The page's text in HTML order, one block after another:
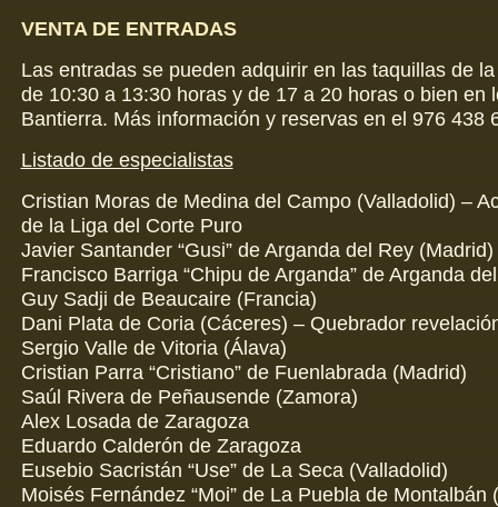
VENTA DE ENTRADAS
Las entradas se pueden adquirir en las taquillas de
de 10:30 a 13:30 horas y de 17 a 20 horas o bien en
Bantierra. Más información y reservas en el 976 438
Listado de especialistas
Cristian Moras de Medina del Campo (Valladolid) –
de la Liga del Corte Puro
Javier Santander “Gusi” de Arganda del Rey (Madrid)
Francisco Barriga “Chipu de Arganda” de Arganda
Guy Sadji de Beaucaire (Francia)
Dani Plata de Coria (Cáceres) – Quebrador
Sergio Valle de Vitoria (Álava)
Cristian Parra “Cristiano” de Fuenlabrada (Madrid)
Saúl Rivera de Peñausende (Zamora)
Alex Losada de Zaragoza
Eduardo Calderón de Zaragoza
Eusebio Sacristán “Use” de La Seca (Valladolid)
Moisés Fernández “Moi” de La Puebla de Montalbán